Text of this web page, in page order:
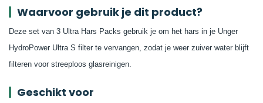
Waarvoor gebruik je dit product?
Deze set van 3 Ultra Hars Packs gebruik je om het hars in je Unger
HydroPower Ultra S filter te vervangen, zodat je weer zuiver water blijft
filteren voor streeploos glasreinigen.
Geschikt voor